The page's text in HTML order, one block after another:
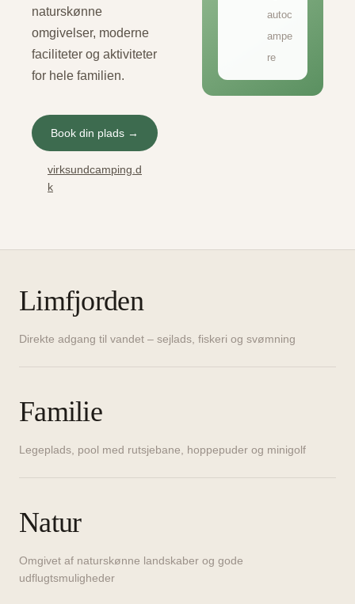
naturskønne
omgivelser, moderne
faciliteter og aktiviteter
for hele familien.
Book din plads →
virksundcamping.d
k
autoc
ampe
re
Limfjorden
Direkte adgang til vandet – sejlads, fiskeri og svømning
Familie
Legeplads, pool med rutsjebane, hoppepuder og minigolf
Natur
Omgivet af naturskønne landskaber og gode
udflugtsmuligheder